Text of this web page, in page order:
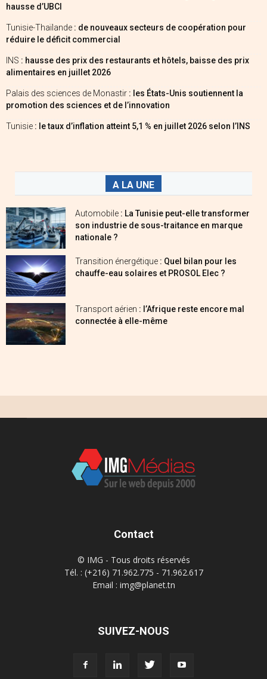
hausse d’UBCI
Tunisie-Thaïlande : de nouveaux secteurs de coopération pour
réduire le déficit commercial
INS : hausse des prix des restaurants et hôtels, baisse des prix
alimentaires en juillet 2026
Palais des sciences de Monastir : les États-Unis soutiennent la
promotion des sciences et de l’innovation
Tunisie : le taux d’inflation atteint 5,1 % en juillet 2026 selon l’INS
A LA UNE
Automobile : La Tunisie peut-elle transformer
son industrie de sous-traitance en marque
nationale ?
Transition énergétique : Quel bilan pour les
chauffe-eau solaires et PROSOL Elec ?
Transport aérien : l’Afrique reste encore mal
connectée à elle-même
Contact
© IMG - Tous droits réservés
Tél. : (+216) 71.962.775 - 71.962.617
Email : img@planet.tn
SUIVEZ-NOUS